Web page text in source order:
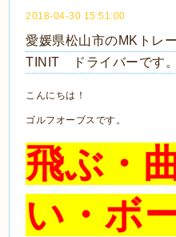
2018-04-30 15:51:00
愛媛県松山市のMKト
TINIT ドライバーです。
こんにちは！
ゴルフオーブスです。
飛ぶ・
い・ボ